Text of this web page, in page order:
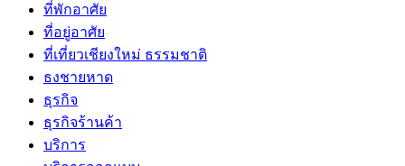
ที่พักอาศัย
ที่อยู่อาศัย
ที่เที่ยวเชียงใหม่ ธรรมชาติ
ธงชายหาด
ธุรกิจ
ธุรกิจร้านค้า
บริการ